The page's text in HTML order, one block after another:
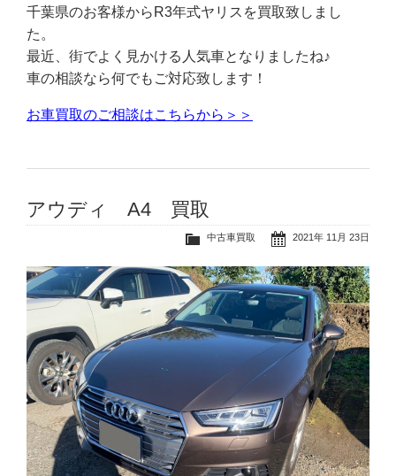
千葉県のお客様からR3年式ヤリスを買取致しまし
た。
最近、街でよく見かける人気車となりましたね♪
車の相談なら何でもご対応致します！
お車買取のご相談はこちらから＞＞
アウディ A4 買取
2021年 11月 23日
中古車買取